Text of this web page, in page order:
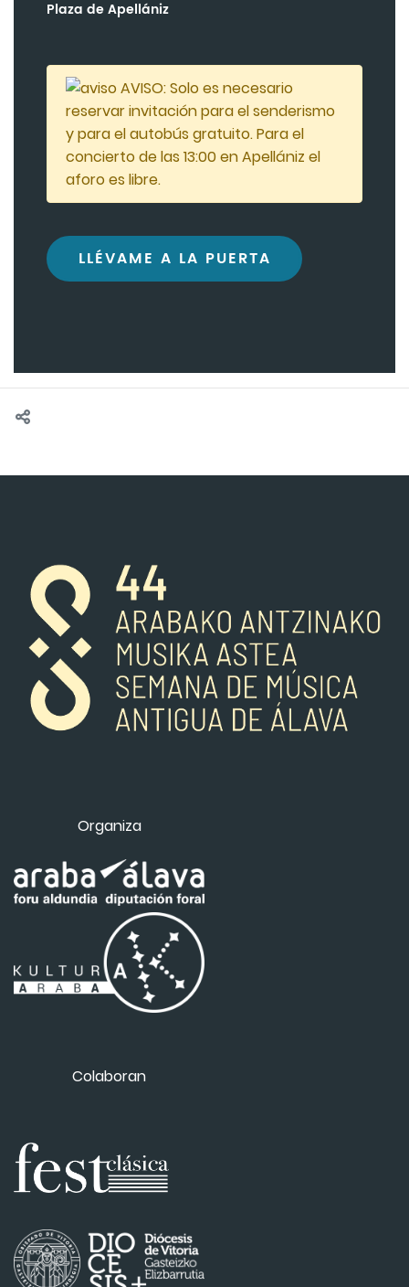
Plaza de Apellániz
AVISO: Solo es necesario
reservar invitación para el senderismo
y para el autobús gratuito. Para el
concierto de las 13:00 en Apellániz el
aforo es libre.
LLÉVAME A LA PUERTA
Organiza
Colaboran